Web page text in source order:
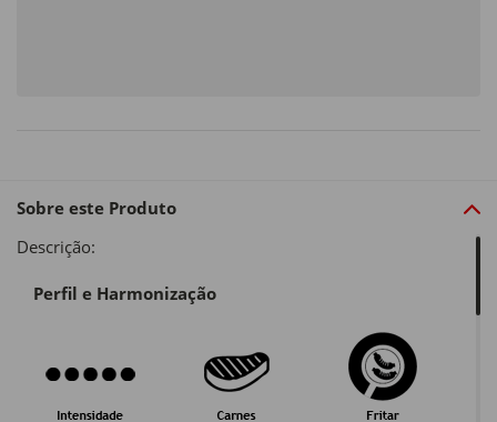
Sobre este Produto
Descrição:
Perfil e Harmonização